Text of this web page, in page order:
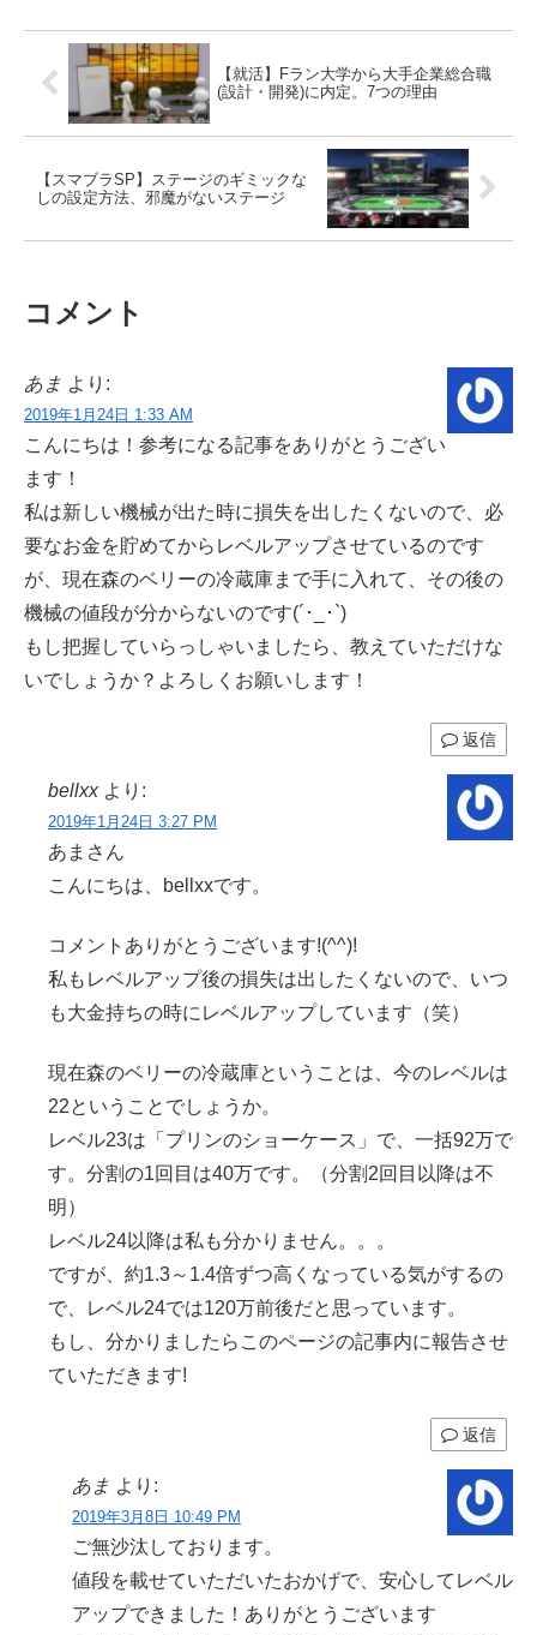
【就活】Fラン大学から大手企業総合職
(設計・開発)に内定。7つの理由
【スマブラSP】ステージのギミックな
しの設定方法、邪魔がないステージ
コメント
あま より:
2019年1月24日 1:33 AM
こんにちは！参考になる記事をありがとうござい
ます！
私は新しい機械が出た時に損失を出したくないので、必
要なお金を貯めてからレベルアップさせているのです
が、現在森のベリーの冷蔵庫まで手に入れて、その後の
機械の値段が分からないのです(´･_･`)
もし把握していらっしゃいましたら、教えていただけな
いでしょうか？よろしくお願いします！
返信
bellxx より:
2019年1月24日 3:27 PM
あまさん
こんにちは、bellxxです。
コメントありがとうございます!(^^)!
私もレベルアップ後の損失は出したくないので、いつ
も大金持ちの時にレベルアップしています（笑）
現在森のベリーの冷蔵庫ということは、今のレベルは
22ということでしょうか。
レベル23は「プリンのショーケース」で、一括92万で
す。分割の1回目は40万です。（分割2回目以降は不
明）
レベル24以降は私も分かりません。。。
ですが、約1.3～1.4倍ずつ高くなっている気がするの
で、レベル24では120万前後だと思っています。
もし、分かりましたらこのページの記事内に報告させ
ていただきます!
返信
あま より:
2019年3月8日 10:49 PM
ご無沙汰しております。
値段を載せていただいたおかげで、安心してレベル
アップできました！ありがとうございます